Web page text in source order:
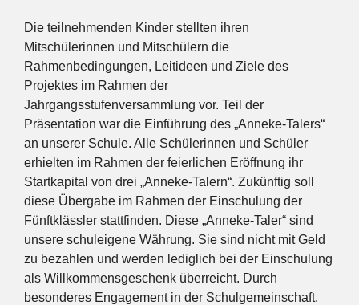
Die teilnehmenden Kinder stellten ihren
Mitschülerinnen und Mitschülern die
Rahmenbedingungen, Leitideen und Ziele des
Projektes im Rahmen der
Jahrgangsstufenversammlung vor. Teil der
Präsentation war die Einführung des „Anneke-Talers“
an unserer Schule. Alle Schülerinnen und Schüler
erhielten im Rahmen der feierlichen Eröffnung ihr
Startkapital von drei „Anneke-Talern“. Zukünftig soll
diese Übergabe im Rahmen der Einschulung der
Fünftklässler stattfinden. Diese „Anneke-Taler“ sind
unsere schuleigene Währung. Sie sind nicht mit Geld
zu bezahlen und werden lediglich bei der Einschulung
als Willkommensgeschenk überreicht. Durch
besonderes Engagement in der Schulgemeinschaft,